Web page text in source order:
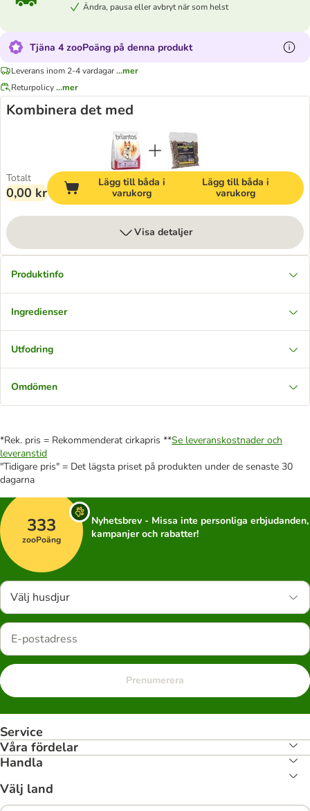
Ändra, pausa eller avbryt när som helst
Tjäna 4 zooPoäng på denna produkt
Leverans inom 2-4 vardagar...mer
Returpolicy...mer
Kombinera det med
Totalt
0,00 kr
Lägg till båda i
varukorg
Lägg till båda i
varukorg
Visa detaljer
Produktinfo
Ingredienser
Utfodring
Omdömen
*Rek. pris = Rekommenderat cirkapris **Se leveranskostnader och
leveranstid
"Tidigare pris" = Det lägsta priset på produkten under de senaste 30
dagarna
333
zooPoäng
Nyhetsbrev - Missa inte personliga erbjudanden,
kampanjer och rabatter!
Välj husdjur
Prenumerera
Service
Våra fördelar
Handla
Välj land